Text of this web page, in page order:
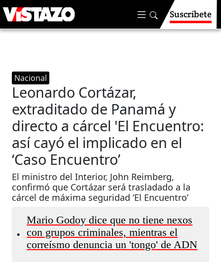
Suscríbete
Nacional
Leonardo Cortázar,
extraditado de Panamá y
directo a cárcel 'El Encuentro:
así cayó el implicado en el
‘Caso Encuentro’
El ministro del Interior, John Reimberg,
confirmó que Cortázar será trasladado a la
cárcel de máxima seguridad ‘El Encuentro’
•
Mario Godoy dice que no tiene nexos
con grupos criminales, mientras el
correísmo denuncia un 'tongo' de ADN